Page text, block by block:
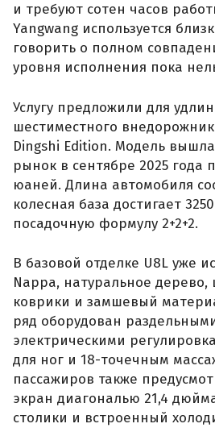
и требуют сотен часов
Yangwang используется
говорить о полном
уровня исполнения пока
Услугу предложили для
шестиместного
Dingshi Edition. Модель
рынок в сентябре 2025 года
юаней. Длина автомобиля
колесная база достигает
посадочную формулу 2+2+2.
В базовой отделке U8L уже
Nappa, натуральное
коврики и замшевый
ряд оборудован
электрическими
для ног и 18-точечным
пассажиров также
экран диагональю 21,4
столики и встроенный